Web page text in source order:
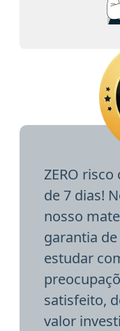
ZERO
de 7 dias!
nosso
garantia
estudar
satisfeito,
valor